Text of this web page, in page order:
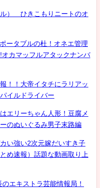
） ひきこもりニートのオ
ータブルの杜！オネエ管理
カマッフルアタックナンバ
！！大帝イタチにラリアッ
イルドライバー
エリーちゃん人形！豆腐メ
のぬいぐるみ男子末路編
い強い2次元嫁だいすき子
め速報）話題な動画取り上
エキストラ芸能情報局！